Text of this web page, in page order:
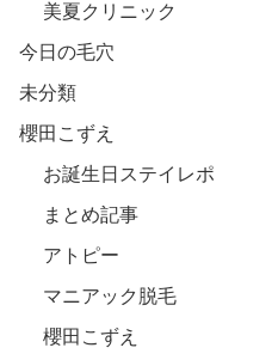
美夏クリニック
今日の毛穴
未分類
櫻田こずえ
お誕生日ステイレポ
まとめ記事
アトピー
マニアック脱毛
櫻田こずえ